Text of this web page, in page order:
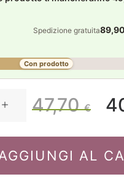
Spedizione gratuita
Con prodotto
47,70€
prezzo
AL